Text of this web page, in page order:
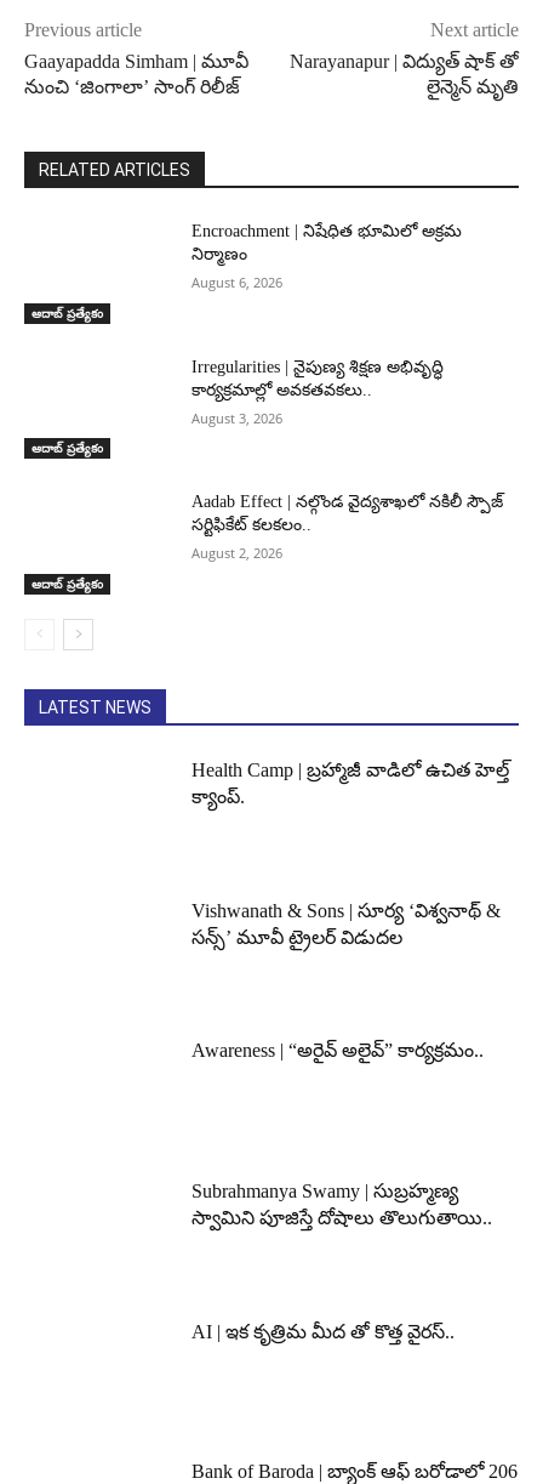
Previous article
Gaayapadda Simham | మూవీ
నుంచి ‘జింగాలా’ సాంగ్ రిలీజ్
Next article
Narayanapur | విద్యుత్ షాక్ తో
లైన్మెన్ మృతి
RELATED ARTICLES
ఆదాబ్ ప్రత్యేకం
Encroachment | నిషేధిత భూమిలో అక్రమ
నిర్మాణం
August 6, 2026
ఆదాబ్ ప్రత్యేకం
Irregularities | నైపుణ్య శిక్షణ అభివృద్ధి
కార్యక్రమాల్లో అవకతవకలు..
August 3, 2026
ఆదాబ్ ప్రత్యేకం
Aadab Effect | నల్గొండ వైద్యశాఖలో నకిలీ స్పౌజ్
సర్టిఫికేట్ కలకలం..
August 2, 2026
LATEST NEWS
Health Camp | బ్రహ్మాజీ వాడిలో ఉచిత హెల్త్
క్యాంప్.
Vishwanath & Sons | సూర్య ‘విశ్వనాథ్ &
సన్స్’ మూవీ ట్రైలర్ విడుదల
Awareness | “అరైవ్ అలైవ్” కార్యక్రమం..
Subrahmanya Swamy | సుబ్రహ్మణ్య
స్వామిని పూజిస్తే దోషాలు తొలుగుతాయి..
AI | ఇక కృత్రిమ మీద తో కొత్త వైరస్..
Bank of Baroda | బ్యాంక్‌ ఆఫ్‌ బరోడాలో 206